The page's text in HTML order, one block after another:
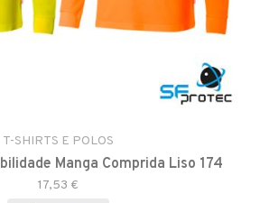
T-SHIRTS E POLOS
Manga Comprida Liso 174
17,53 €